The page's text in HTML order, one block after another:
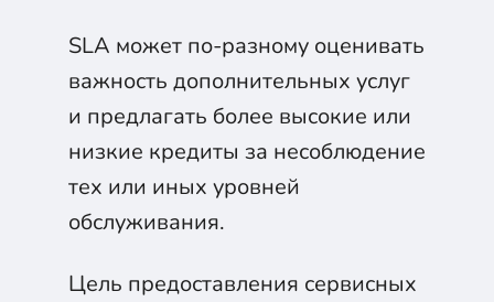
SLA может по-разному оценивать
важность дополнительных услуг
и предлагать более высокие или
низкие кредиты за несоблюдение
тех или иных уровней
обслуживания.
Цель предоставления сервисных